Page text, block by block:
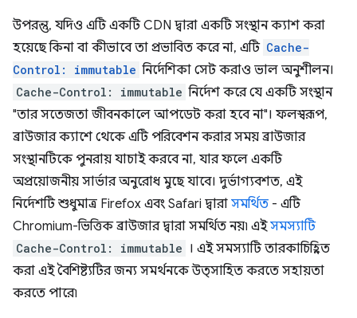
উপরন্তু, যদিও এটি একটি CDN দ্বারা একটি সংস্থান ক্যাশ করা
হয়েছে কিনা বা কীভাবে তা প্রভাবিত করে না, এটি Cache-
Control: immutable নির্দেশিকা সেট করাও ভাল অনুশীলন।
Cache-Control: immutable নির্দেশ করে যে একটি সংস্থান
"তার সতেজতা জীবনকালে আপডেট করা হবে না"। ফলস্বরূপ,
ব্রাউজার ক্যাশে থেকে এটি পরিবেশন করার সময় ব্রাউজার
সংস্থানটিকে পুনরায় যাচাই করবে না, যার ফলে একটি
অপ্রয়োজনীয় সার্ভার অনুরোধ মুছে যাবে। দুর্ভাগ্যবশত, এই
নির্দেশটি শুধুমাত্র Firefox এবং Safari দ্বারা সমর্থিত - এটি
Chromium-ভিত্তিক ব্রাউজার দ্বারা সমর্থিত নয়৷ এইসমস্যাটি
Cache-Control: immutable । এই সমস্যাটি তারকাচিহ্নিত
করা এই বৈশিষ্ট্যটির জন্য সমর্থনকে উত্সাহিত করতে সহায়তা
করতে পারে৷